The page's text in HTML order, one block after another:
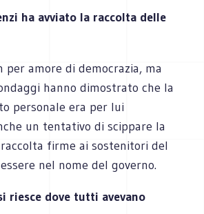
ha avviato la raccolta delle
per amore di democrazia, ma
hanno dimostrato che la
personale era per lui
un tentativo di scippare la
firme ai sostenitori del
nel nome del governo.
riesce dove tutti avevano